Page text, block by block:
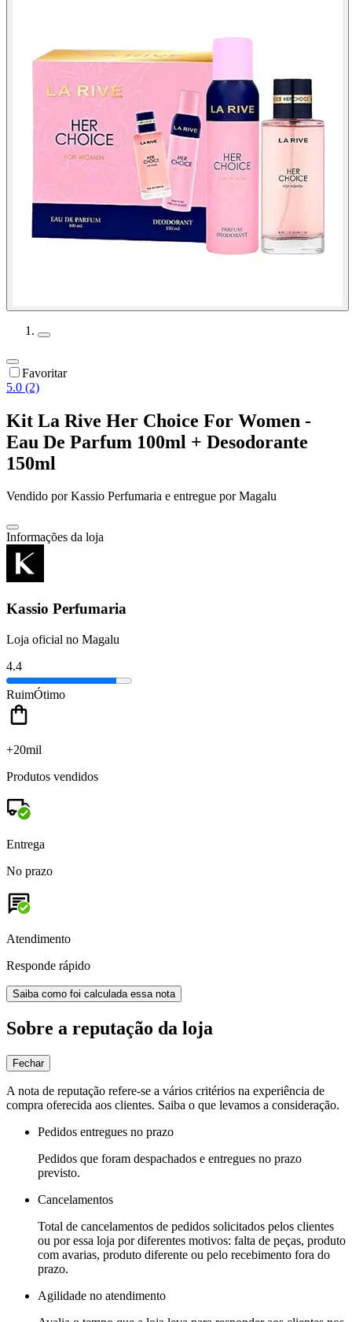
Favoritar
5.0 (2)
Kit La Rive Her Choice For Women -
Eau De Parfum 100ml + Desodorante
150ml
Vendido porKassio Perfumaria e entregue por Magalu
Informações da loja
Kassio Perfumaria
Loja oficial no Magalu
4.4
RuimÓtimo
+20mil
Produtos vendidos
Entrega
No prazo
Atendimento
Responde rápido
Saiba como foi calculada essa nota
Sobre a reputação da loja
Fechar
A nota de reputação refere-se a vários critérios na experiência de
compra oferecida aos clientes. Saiba o que levamos a consideração.
Pedidos entregues no prazo
Pedidos que foram despachados e entregues no prazo
previsto.
Cancelamentos
Total de cancelamentos de pedidos solicitados pelos clientes
ou por essa loja por diferentes motivos: falta de peças, produto
com avarias, produto diferente ou pelo recebimento fora do
prazo.
Agilidade no atendimento